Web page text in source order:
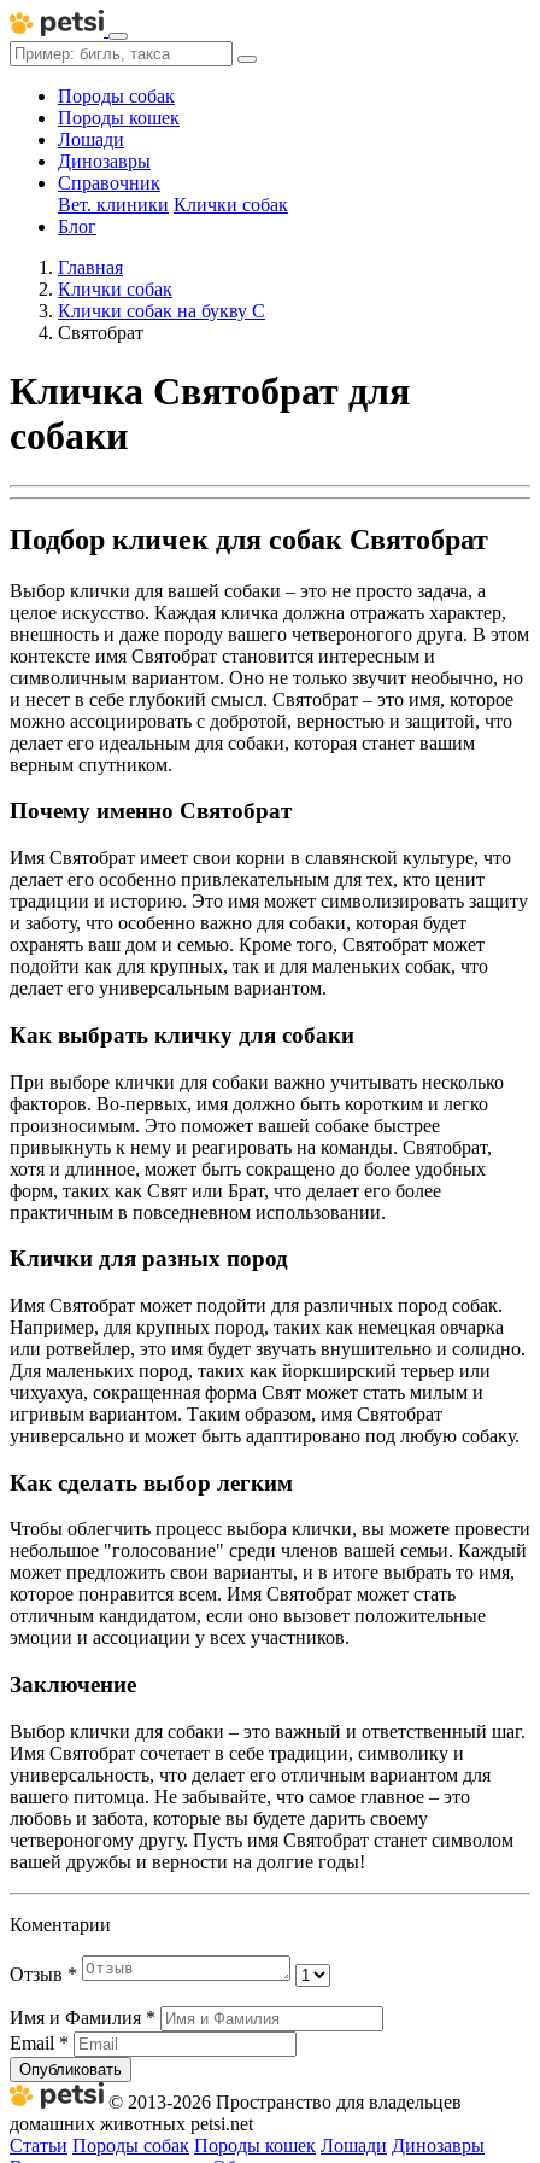
Породы собак
Породы кошек
Лошади
Динозавры
Справочник
Вет. клиники Клички собак
Блог
Главная
Клички собак
Клички собак на букву С
Святобрат
Кличка Святобрат для
собаки
Подбор кличек для собак Святобрат
Выбор клички для вашей собаки – это не просто задача, а
целое искусство. Каждая кличка должна отражать характер,
внешность и даже породу вашего четвероногого друга. В этом
контексте имя Святобрат становится интересным и
символичным вариантом. Оно не только звучит необычно, но
и несет в себе глубокий смысл. Святобрат – это имя, которое
можно ассоциировать с добротой, верностью и защитой, что
делает его идеальным для собаки, которая станет вашим
верным спутником.
Почему именно Святобрат
Имя Святобрат имеет свои корни в славянской культуре, что
делает его особенно привлекательным для тех, кто ценит
традиции и историю. Это имя может символизировать защиту
и заботу, что особенно важно для собаки, которая будет
охранять ваш дом и семью. Кроме того, Святобрат может
подойти как для крупных, так и для маленьких собак, что
делает его универсальным вариантом.
Как выбрать кличку для собаки
При выборе клички для собаки важно учитывать несколько
факторов. Во-первых, имя должно быть коротким и легко
произносимым. Это поможет вашей собаке быстрее
привыкнуть к нему и реагировать на команды. Святобрат,
хотя и длинное, может быть сокращено до более удобных
форм, таких как Свят или Брат, что делает его более
практичным в повседневном использовании.
Клички для разных пород
Имя Святобрат может подойти для различных пород собак.
Например, для крупных пород, таких как немецкая овчарка
или ротвейлер, это имя будет звучать внушительно и солидно.
Для маленьких пород, таких как йоркширский терьер или
чихуахуа, сокращенная форма Свят может стать милым и
игривым вариантом. Таким образом, имя Святобрат
универсально и может быть адаптировано под любую собаку.
Как сделать выбор легким
Чтобы облегчить процесс выбора клички, вы можете провести
небольшое "голосование" среди членов вашей семьи. Каждый
может предложить свои варианты, и в итоге выбрать то имя,
которое понравится всем. Имя Святобрат может стать
отличным кандидатом, если оно вызовет положительные
эмоции и ассоциации у всех участников.
Заключение
Выбор клички для собаки – это важный и ответственный шаг.
Имя Святобрат сочетает в себе традиции, символику и
универсальность, что делает его отличным вариантом для
вашего питомца. Не забывайте, что самое главное – это
любовь и забота, которые вы будете дарить своему
четвероногому другу. Пусть имя Святобрат станет символом
вашей дружбы и верности на долгие годы!
Коментарии
Отзыв *
Имя и Фамилия *
Email *
Опубликовать
© 2013-2026 Пространство для владельцев
домашних животных petsi.net
Статьи Породы собак Породы кошек Лошади Динозавры